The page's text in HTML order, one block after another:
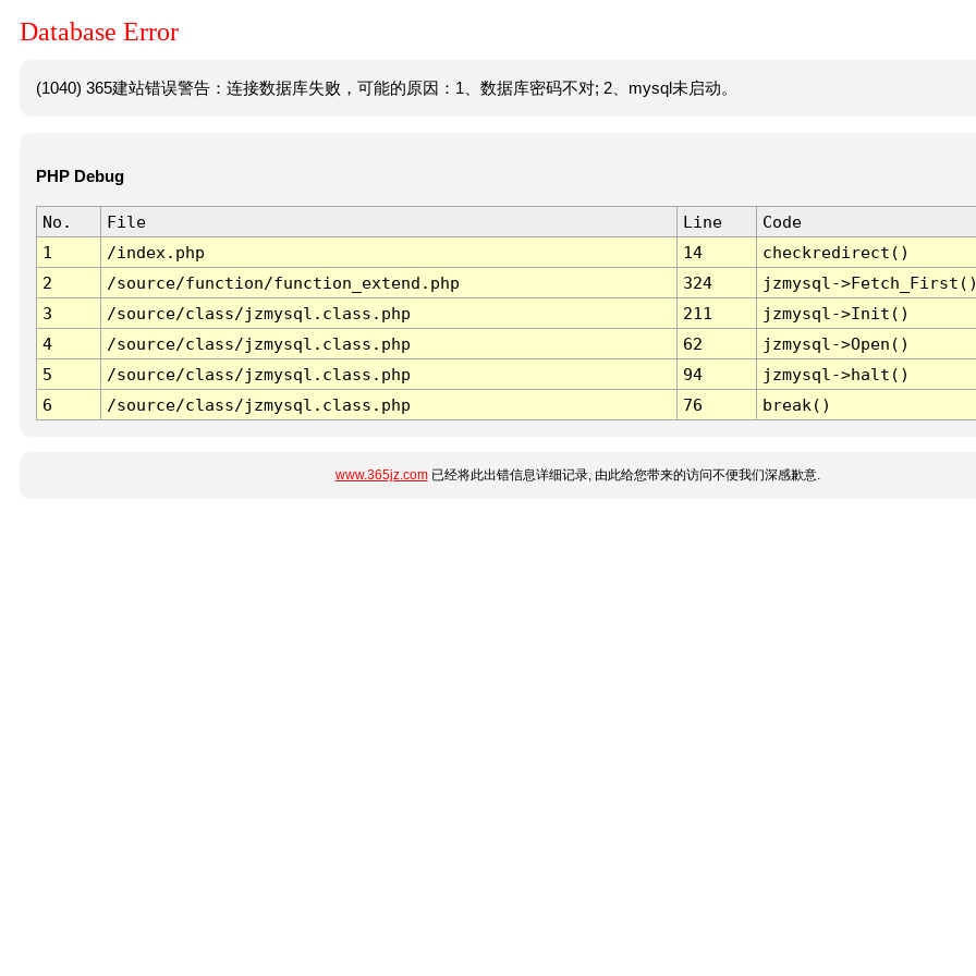
Database Error
(1040) 365建站错误警告：连接数据库失败，可能的原因：1、数据库密码不对; 2、mysql未启动。
PHP Debug
No. File Line
Code
1
/index.php 14
checkredirect()
2
/source/function/function_extend.php 324
jzmysql-
3
/source/class/jzmysql.class.php 211
jzmysql->Init()
4
/source/class/jzmysql.class.php 62
jzmysql->Open()
5
/source/class/jzmysql.class.php 94
jzmysql->halt()
6
/source/class/jzmysql.class.php 76 break()
www.365jz.com已经将此出错信息详细记录, 由此给您带来的访问不便我们深感歉意.